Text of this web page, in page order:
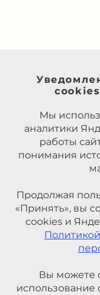
Мы
аналитики
работы
понимания
Продолжая
«Принять», вы
cookies и
Вы можете
использование